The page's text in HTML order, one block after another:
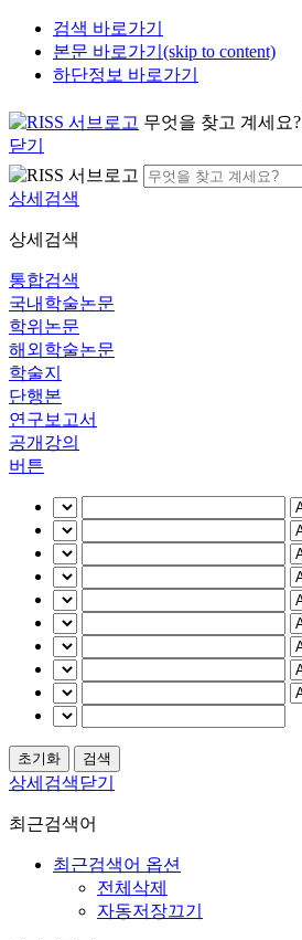
검색 바로가기
본문 바로가기(skip to content)
하단정보 바로가기
무엇을 찾고 계세요?
닫기
상세검색
상세검색
통합검색
국내학술논문
학위논문
해외학술논문
학술지
단행본
연구보고서
공개강의
버튼
상세검색닫기
최근검색어
최근검색어 옵션
전체삭제
자동저장끄기